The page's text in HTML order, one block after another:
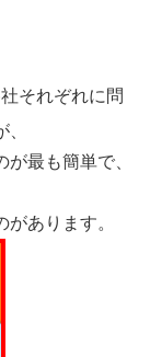
それぞれに問
最も簡単で、
あります。